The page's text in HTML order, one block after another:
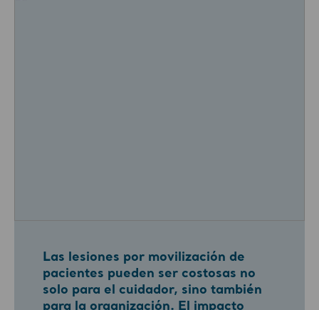
Las lesiones por movilización de
pacientes pueden ser costosas no
solo para el cuidador, sino también
para la organización. El impacto